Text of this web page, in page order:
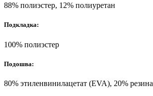
88% полиэстер, 12% полиуретан
Подкладка:
100% полиэстер
Подошва:
80% этиленвинилацетат (EVA), 20% резина